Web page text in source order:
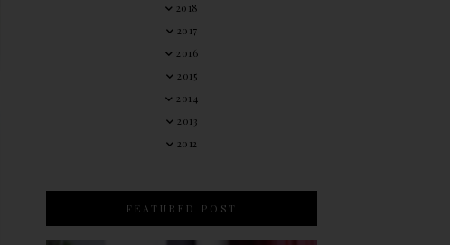
2018
2017
2016
2015
2014
2013
2012
FEATURED POST